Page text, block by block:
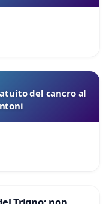
del cancro al